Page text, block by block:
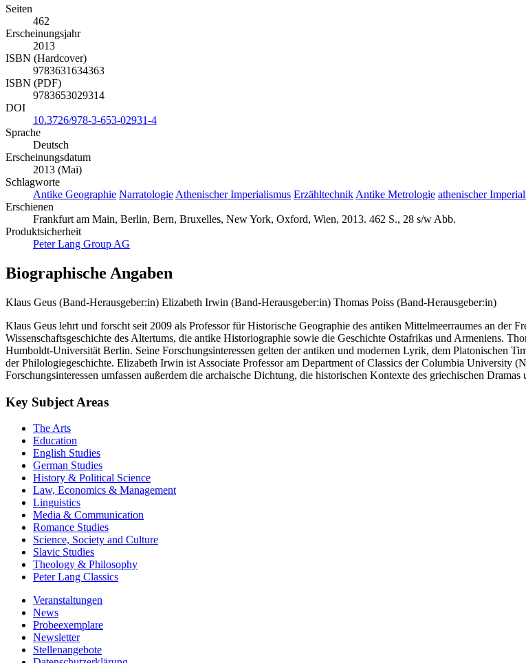
Seiten
462
Erscheinungsjahr
2013
ISBN (Hardcover)
9783631634363
ISBN (PDF)
9783653029314
DOI
10.3726/978-3-653-02931-4
Sprache
Deutsch
Erscheinungsdatum
2013 (Mai)
Schlagworte
Antike Geographie Narratologie Athenischer Imperialismus Erzähltechnik Antike Metrologie athenischer
Erschienen
Frankfurt am Main, Berlin, Bern, Bruxelles, New York, Oxford, Wien, 2013. 462 S., 28 s/w Abb.
Produktsicherheit
Peter Lang Group AG
Biographische Angaben
Klaus Geus (Band-Herausgeber:in) Elizabeth Irwin (Band-Herausgeber:in) Thomas Poiss (Band-Herausgeber:in)
Klaus Geus lehrt und forscht seit 2009 als Professor für Historische Geographie des antiken Mittelmeerraumes an der
Wissenschaftsgeschichte des Altertums, die antike Historiographie sowie die Geschichte Ostafrikas und Armeniens.
Humboldt-Universität Berlin. Seine Forschungsinteressen gelten der antiken und modernen Lyrik, dem Platonischen
der Philologiegeschichte. Elizabeth Irwin ist Associate Professor am Department of Classics der Columbia University
Forschungsinteressen umfassen außerdem die archaische Dichtung, die historischen Kontexte des griechischen
Key Subject Areas
The Arts
Education
English Studies
German Studies
History & Political Science
Law, Economics & Management
Linguistics
Media & Communication
Romance Studies
Science, Society and Culture
Slavic Studies
Theology & Philosophy
Peter Lang Classics
Veranstaltungen
News
Probeexemplare
Newsletter
Stellenangebote